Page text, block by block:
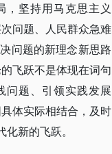
，坚持用马克思主义
问题、人民群众急难
问题的新理念新思路
飞跃不是体现在词句
问题、引领实践发展
体实际相结合，及时
新的飞跃。